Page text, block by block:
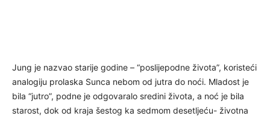
Jung je nazvao starije godine – “poslijepodne života”, koristeći
analogiju prolaska Sunca nebom od jutra do noći. Mladost je
bila “jutro”, podne je odgovaralo sredini života, a noć je bila
starost, dok od kraja šestog ka sedmom desetljeću- životna